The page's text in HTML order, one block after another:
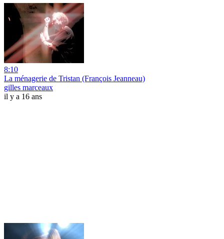
8:10
La ménagerie de Tristan (François Jeanneau)
gilles marceaux
il y a 16 ans